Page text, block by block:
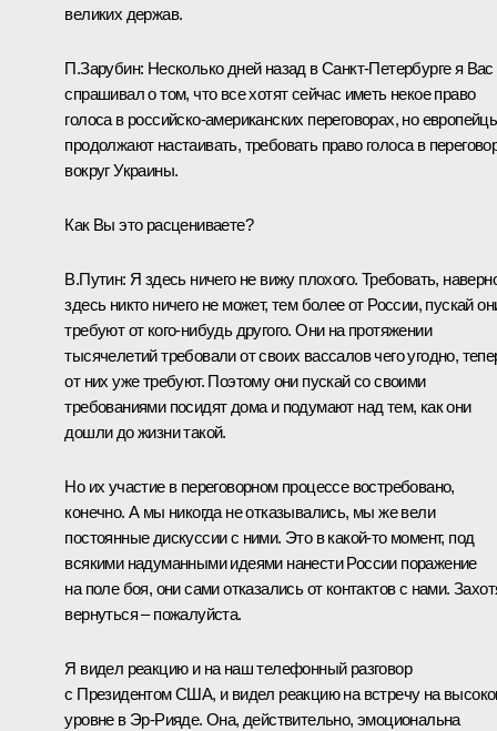
великих держав.
П.Зарубин: Несколько дней назад в Санкт-Петербурге я Вас
спрашивал о том, что все хотят сейчас иметь некое право
голоса в российско-американских переговорах, но
продолжают настаивать, требовать право голоса в
вокруг Украины.
Как Вы это расцениваете?
В.Путин: Я здесь ничего не вижу плохого. Требовать,
здесь никто ничего не может, тем более от России, пускай
требуют от кого-нибудь другого. Они на протяжении
тысячелетий требовали от своих вассалов чего угодно,
от них уже требуют. Поэтому они пускай со своими
требованиями посидят дома и подумают над тем, как они
дошли до жизни такой.
Но их участие в переговорном процессе востребовано,
конечно. А мы никогда не отказывались, мы же вели
постоянные дискуссии с ними. Это в какой-то момент, под
всякими надуманными идеями нанести России поражение
на поле боя, они сами отказались от контактов с нами.
вернуться – пожалуйста.
Я видел реакцию и на наш телефонный разговор
с Президентом США, и видел реакцию на встречу на
уровне в Эр-Рияде. Она, действительно, эмоциональна